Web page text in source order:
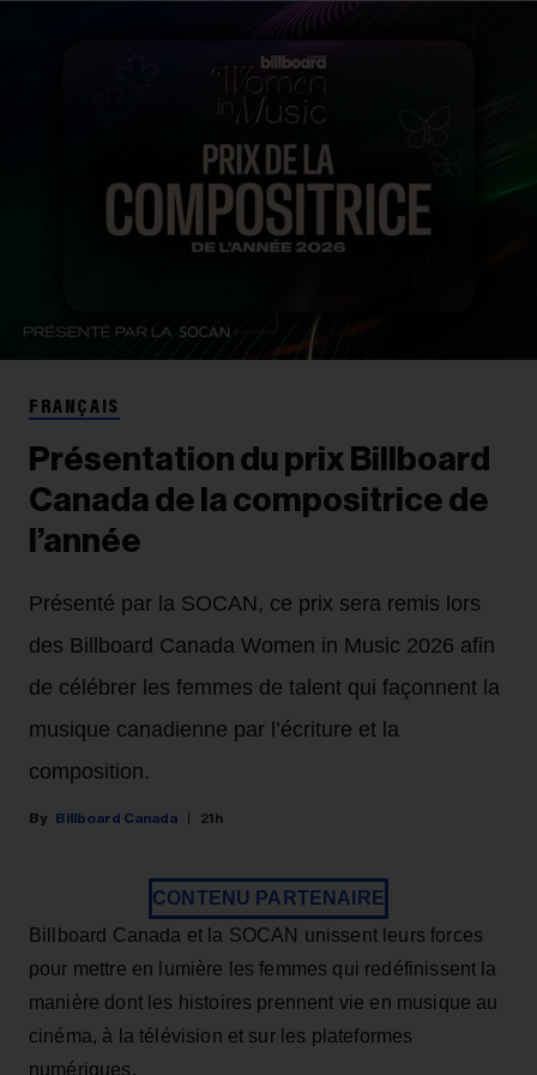
FRANÇAIS
Présentation du prix Billboard
Canada de la compositrice de
l’année
Présenté par la SOCAN, ce prix sera remis lors
des Billboard Canada Women in Music 2026 afin
de célébrer les femmes de talent qui façonnent la
musique canadienne par l’écriture et la
composition.
Billboard Canada 21h
CONTENU PARTENAIRE
Billboard Canada et la SOCAN unissent leurs forces
pour mettre en lumière les femmes qui redéfinissent la
manière dont les histoires prennent vie en musique au
cinéma, à la télévision et sur les plateformes
numériques.